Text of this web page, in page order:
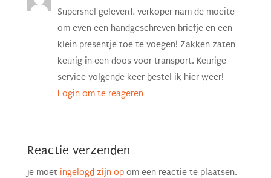
Supersnel geleverd, verkoper nam de moeite
om even een handgeschreven briefje en een
klein presentje toe te voegen! Zakken zaten
keurig in een doos voor transport. Keurige
service volgende keer bestel ik hier weer!
Login om te reageren
Reactie verzenden
Je moet ingelogd zijn opom een reactie te plaatsen.